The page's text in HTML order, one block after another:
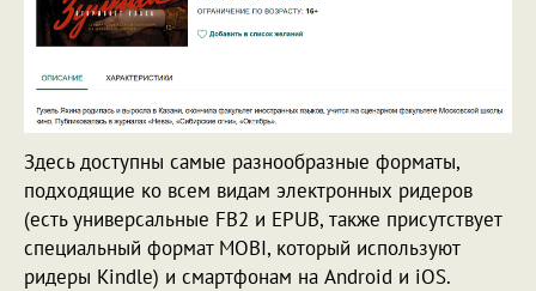
Здесь доступны самые разнообразные форматы,
подходящие ко всем видам электронных ридеров
(есть универсальные FB2 и EPUB, также присутствует
специальный формат MOBI, который используют
ридеры Kindle) и смартфонам на Android и iOS.